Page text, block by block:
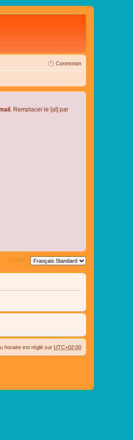
Connexion
. Remplacer le [at] par
Langue :
horaire est réglé sur UTC+02:00